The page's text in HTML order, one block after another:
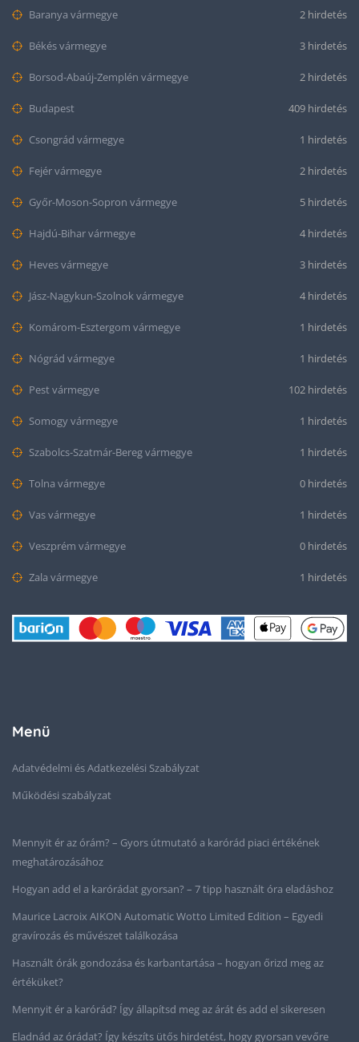
Baranya vármegye 2 hirdetés
Békés vármegye 3 hirdetés
Borsod-Abaúj-Zemplén vármegye 2 hirdetés
Budapest 409 hirdetés
Csongrád vármegye 1 hirdetés
Fejér vármegye 2 hirdetés
Győr-Moson-Sopron vármegye 5 hirdetés
Hajdú-Bihar vármegye 4 hirdetés
Heves vármegye 3 hirdetés
Jász-Nagykun-Szolnok vármegye 4 hirdetés
Komárom-Esztergom vármegye 1 hirdetés
Nógrád vármegye 1 hirdetés
Pest vármegye 102 hirdetés
Somogy vármegye 1 hirdetés
Szabolcs-Szatmár-Bereg vármegye 1 hirdetés
Tolna vármegye 0 hirdetés
Vas vármegye 1 hirdetés
Veszprém vármegye 0 hirdetés
Zala vármegye 1 hirdetés
Menü
Adatvédelmi és Adatkezelési Szabályzat
Működési szabályzat
Mennyit ér az órám? – Gyors útmutató a karórád piaci értékének
meghatározásához
Hogyan add el a karórádat gyorsan? – 7 tipp használt óra eladáshoz
Maurice Lacroix AIKON Automatic Wotto Limited Edition – Egyedi
gravírozás és művészet találkozása
Használt órák gondozása és karbantartása – hogyan őrizd meg az
értéküket?
Mennyit ér a karórád? Így állapítsd meg az árát és add el sikeresen
Eladnád az órádat? Így készíts ütős hirdetést, hogy gyorsan vevőre